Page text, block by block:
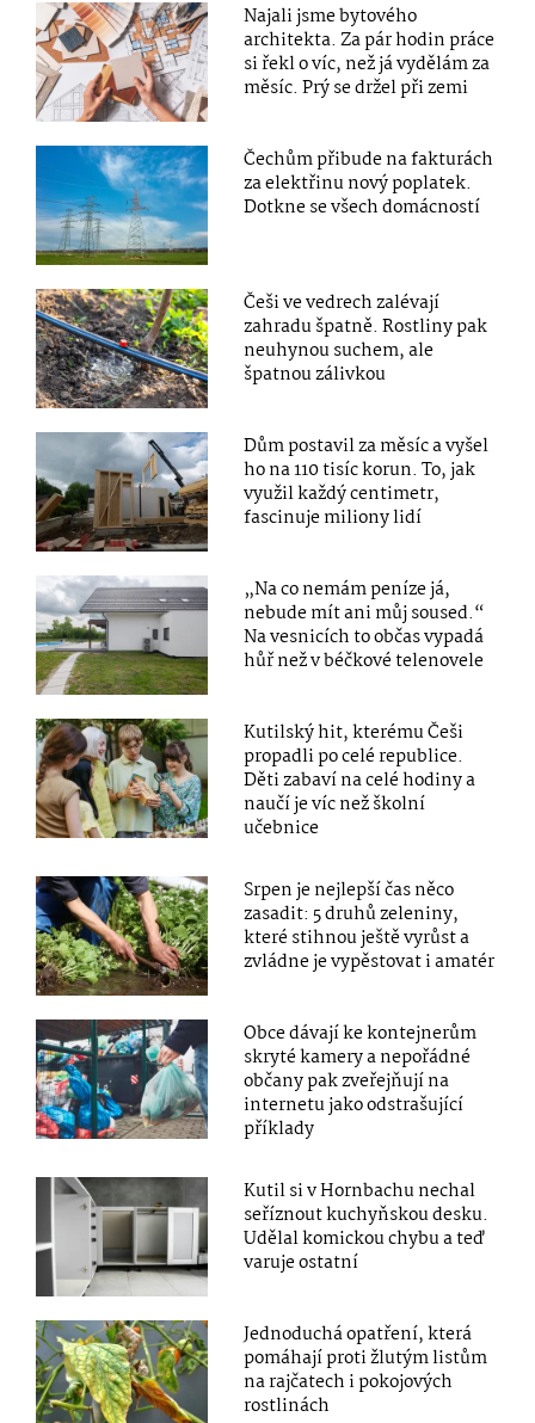
Najali jsme bytového
architekta. Za pár hodin práce
si řekl o víc, než já vydělám za
měsíc. Prý se držel při zemi
Čechům přibude na fakturách
za elektřinu nový poplatek.
Dotkne se všech domácností
Češi ve vedrech zalévají
zahradu špatně. Rostliny pak
neuhynou suchem, ale
špatnou zálivkou
Dům postavil za měsíc a vyšel
ho na 110 tisíc korun. To, jak
využil každý centimetr,
fascinuje miliony lidí
„Na co nemám peníze já,
nebude mít ani můj soused.“
Na vesnicích to občas vypadá
hůř než v béčkové telenovele
Kutilský hit, kterému Češi
propadli po celé republice.
Děti zabaví na celé hodiny a
naučí je víc než školní
učebnice
Srpen je nejlepší čas něco
zasadit: 5 druhů zeleniny,
které stihnou ještě vyrůst a
zvládne je vypěstovat i amatér
Obce dávají ke kontejnerům
skryté kamery a nepořádné
občany pak zveřejňují na
internetu jako odstrašující
příklady
Kutil si v Hornbachu nechal
seříznout kuchyňskou desku.
Udělal komickou chybu a teď
varuje ostatní
Jednoduchá opatření, která
pomáhají proti žlutým listům
na rajčatech i pokojových
rostlinách